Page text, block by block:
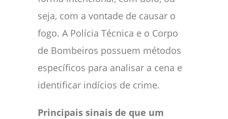
seja, com a vontade de causar o
fogo. A Polícia Técnica e o Corpo
de Bombeiros possuem métodos
específicos para analisar a cena e
identificar indícios de crime.
Principais sinais de que um